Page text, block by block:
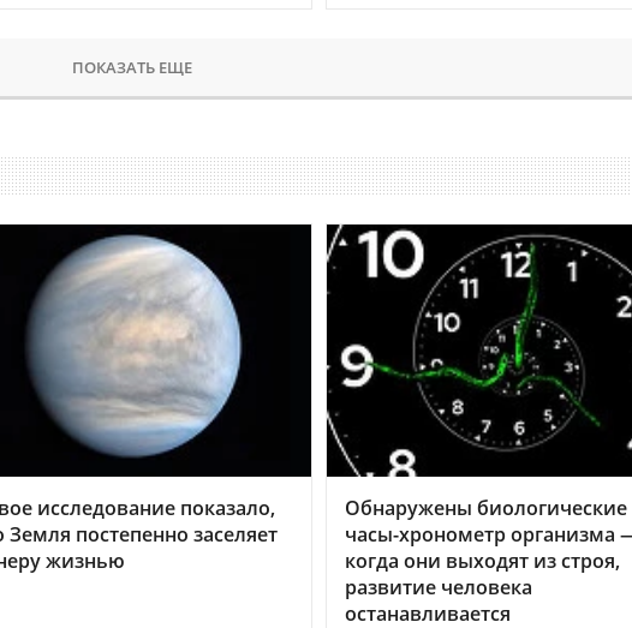
ПОКАЗАТЬ ЕЩЕ
исследование показало,
Земля постепенно заселяет
жизнью
Обнаружены биологические
часы-хронометр организма
когда они выходят из строя,
развитие человека
останавливается